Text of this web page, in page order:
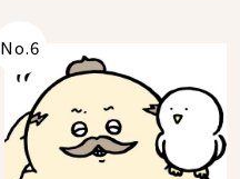
No.6